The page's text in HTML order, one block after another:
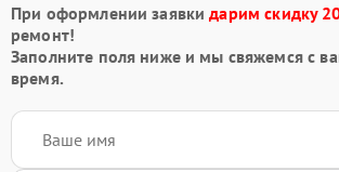
При оформлении заявкидарим скидку
ремонт!
Заполните поля ниже и мы свяжемся с
время.